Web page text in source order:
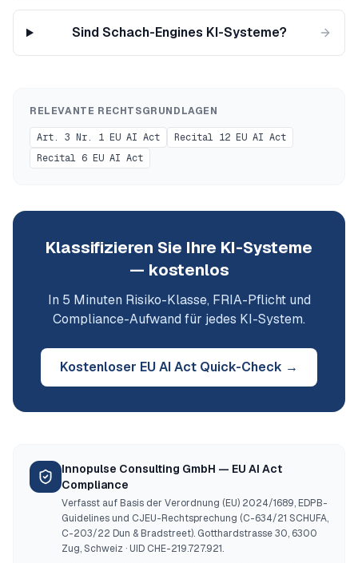
Sind Schach-Engines KI-Systeme?
RELEVANTE RECHTSGRUNDLAGEN
Art. 3 Nr. 1 EU AI Act
Recital 12 EU AI Act
Recital 6 EU AI Act
Klassifizieren Sie Ihre KI-Systeme
— kostenlos
In 5 Minuten Risiko-Klasse, FRIA-Pflicht und
Compliance-Aufwand für jedes KI-System.
Kostenloser EU AI Act Quick-Check →
Innopulse Consulting GmbH — EU AI Act
Compliance
Verfasst auf Basis der Verordnung (EU) 2024/1689, EDPB-
Guidelines und CJEU-Rechtsprechung (C-634/21 SCHUFA,
C-203/22 Dun & Bradstreet). Gotthardstrasse 30, 6300
Zug, Schweiz · UID CHE-219.727.921.